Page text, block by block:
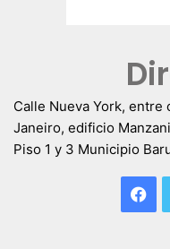
Calle Nueva York, entre
Janeiro, edificio
Piso 1 y 3 Municipio